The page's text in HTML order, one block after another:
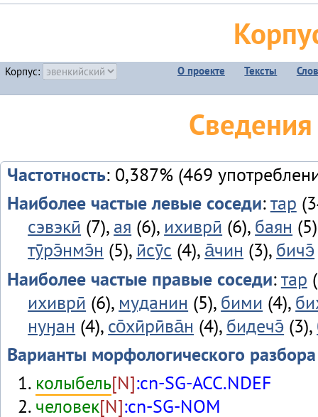
Корпус: О проекте Тексты
Частотность: 0,387% (469
Наиболее частые левые соседи:тар
сэвэкӣ (7), ая (6), ихиврӣ (6), баян
тӯрэ̄нмэ̄н (5), ӣсӯс (4), а̄чин (3), бичэ̄
Наиболее частые правые соседи:тар
ихиврӣ (6), муданин (5), бими (4),
нуӈан (4), со̄хӣрӣва̄н (4), бидечэ̄ (3),
Варианты морфологического разбора
колыбель[N]:cn-SG-ACC.NDEF
человек[N]:cn-SG-NOM